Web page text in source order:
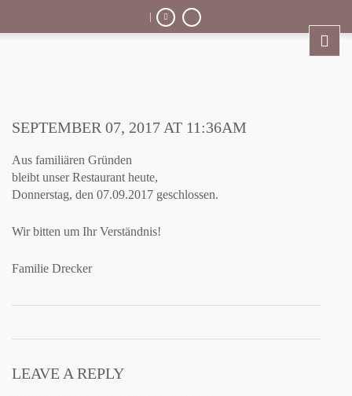
|
SEPTEMBER 07, 2017 AT 11:36AM
Aus familiären Gründen
bleibt unser Restaurant heute,
Donnerstag, den 07.09.2017 geschlossen.
Wir bitten um Ihr Verständnis!
Familie Drecker
LEAVE A REPLY